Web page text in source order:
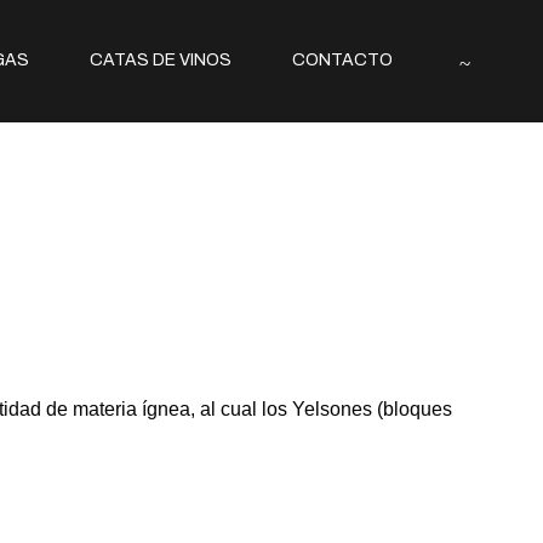
CATAS DE VINOS CONTACTO
de materia ígnea, al cual los Yelsones (bloques